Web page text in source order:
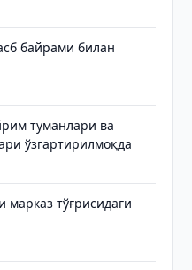
байрами билан
туманлари ва
ўзгартирилмоқда
марказ тўғрисидаги